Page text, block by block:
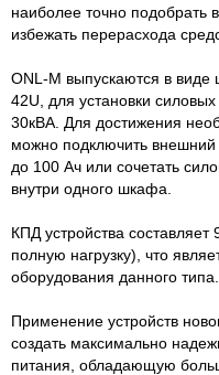
наиболее точно подобрать
избежать перерасхода
ONL-M выпускаются в виде
42U, для установки
30кВА. Для достижения
можно подключить
до 100 Ач или сочетать
внутри одного шкафа.
КПД устройства
полную нагрузку), что
оборудования данного типа.
Применение устройств
создать максимально
питания, обладающую